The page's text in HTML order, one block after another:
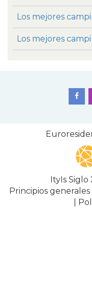
Los mejores
Los mejores
ItyIs Siglo
Principios